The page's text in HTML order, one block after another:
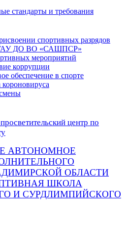
стандарты и требования
спортивных разрядов
ГАУ ДО ВО «САШПСР»
мероприятий
коррупции
обеспечение в спорте
центр по
АВТОНОМНОЕ
ОБЛАСТИ
ШКОЛА
И СУРДЛИМПИЙСКОГО